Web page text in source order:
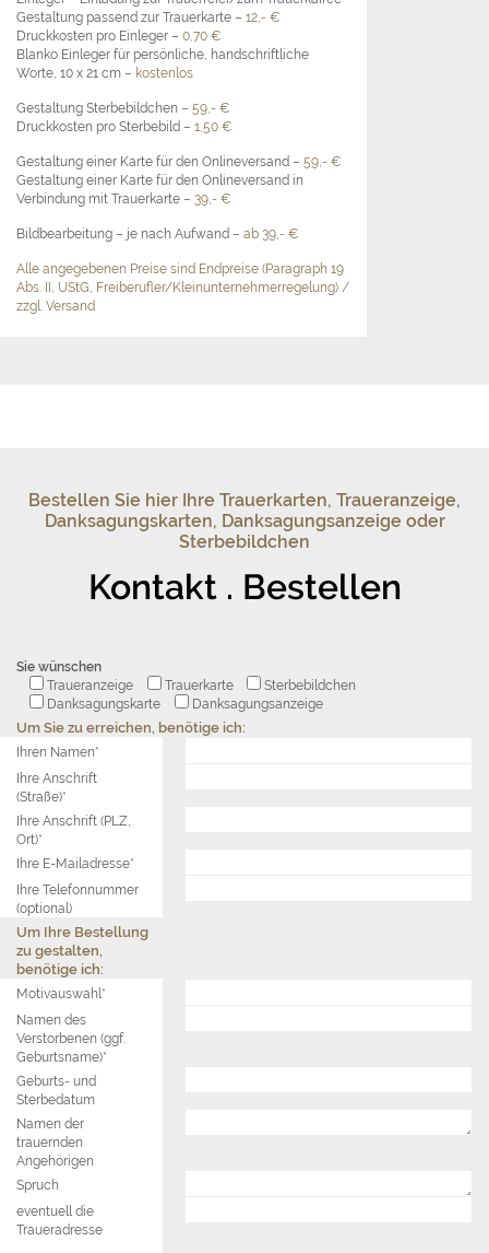
Gestaltung passend zur Trauerkarte – 12,- €
Druckkosten pro Einleger – 0,70 €
Blanko Einleger für persönliche, handschriftliche
Worte, 10 x 21 cm – kostenlos
Gestaltung Sterbebildchen – 59,- €
Druckkosten pro Sterbebild – 1,50 €
Gestaltung einer Karte für den Onlineversand – 59,- €
Gestaltung einer Karte für den Onlineversand in
Verbindung mit Trauerkarte – 39,- €
Bildbearbeitung – je nach Aufwand – ab 39,- €
Alle angegebenen Preise sind Endpreise (Paragraph 19
Abs. II, UStG, Freiberufler/Kleinunternehmerregelung) /
zzgl. Versand
Bestellen Sie hier Ihre Trauerkarten, Traueranzeige,
Danksagungskarten, Danksagungsanzeige oder
Sterbebildchen
Kontakt . Bestellen
Sie wünschen
Traueranzeige
Trauerkarte
Sterbebildchen
Danksagungskarte
Danksagungsanzeige
Um Sie zu erreichen, benötige ich:
Ihren Namen*
Ihre Anschrift
(Straße)*
Ihre Anschrift (PLZ,
Ort)*
Ihre E-Mailadresse*
Ihre Telefonnummer
(optional)
Um Ihre Bestellung
zu gestalten,
benötige ich:
Motivauswahl*
Namen des
Verstorbenen (ggf.
Geburtsname)*
Geburts- und
Sterbedatum
Namen der
trauernden
Angehörigen
Spruch
eventuell die
Traueradresse